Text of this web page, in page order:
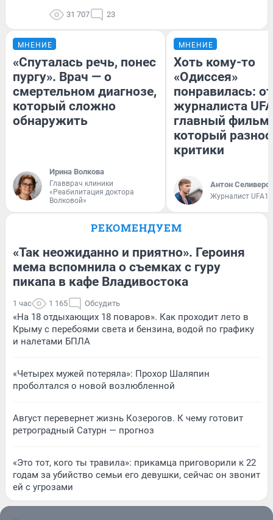
31 707 23
МНЕНИЕ
«Спуталась речь, понес
пургу». Врач — о
смертельном диагнозе,
который сложно
обнаружить
Ирина Волкова
Главврач клиники
«Реабилитация доктора
Волковой»
МНЕНИЕ
Хоть кому-то
«Одиссея»
понравилась:
журналиста
главный фильм
который
критики
Антон
Журналист
РЕКОМЕНДУЕМ
«Так неожиданно и приятно». Героиня
мема вспомнила о съемках с гуру
пикапа в кафе Владивостока
1 час 1 165 Обсудить
«На 18 отдыхающих 18 поваров». Как проходит лето в
Крыму с перебоями света и бензина, водой по графику
и налетами БПЛА
«Четырех мужей потеряла»: Прохор Шаляпин
проболтался о новой возлюбленной
Август перевернет жизнь Козерогов. К чему готовит
ретроградный Сатурн — прогноз
«Это тот, кого ты травила»: прикамца приговорили к 22
годам за убийство семьи его девушки, сейчас он звонит
ей с угрозами